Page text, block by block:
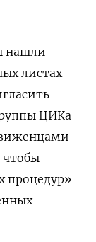
нашли
листах
ЦИКа
чтобы
процедур»